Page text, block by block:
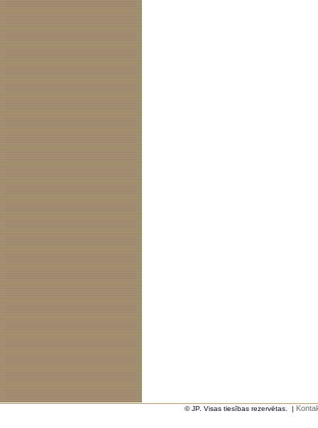
© JP. Visas tiesības rezervētas. |